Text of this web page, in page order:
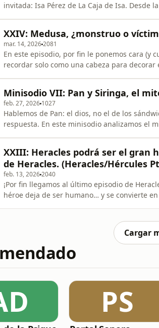
invitada: Isa Pérez de La Caja de Isa. Desde la aparición especial de su gatito, nos lanzamos de
recuperar las voce
XXIV: Medusa, ¿monstruo o
mar. 14, 20262081
En este episodio, por fin le ponemos cara (y
recordar solo como una cabeza para
frente y de cómo la mito
Minisodio VII: Pan y Siringa, el
feb. 27, 2026 1027
Hablemos de Pan: el dios, no el de los
respuesta. En este minisodio analizamos el
:)Instagram: ⁠⁠⁠⁠www.instagram.com/
XXIII: Heracles podrá ser el gran
de Heracles. (Heracles/Hércules
feb. 13, 20262040
¡Por fin llegamos al último episodio de
héroe deja de ser humano… y se convierte
Cargar
PS